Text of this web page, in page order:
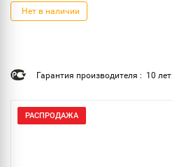
Нет в наличии
Гарантия производителя : 10 лет
РАСПРОДАЖА